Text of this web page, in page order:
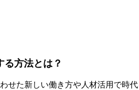
方法とは？
せた新しい働き方や人材活用で時